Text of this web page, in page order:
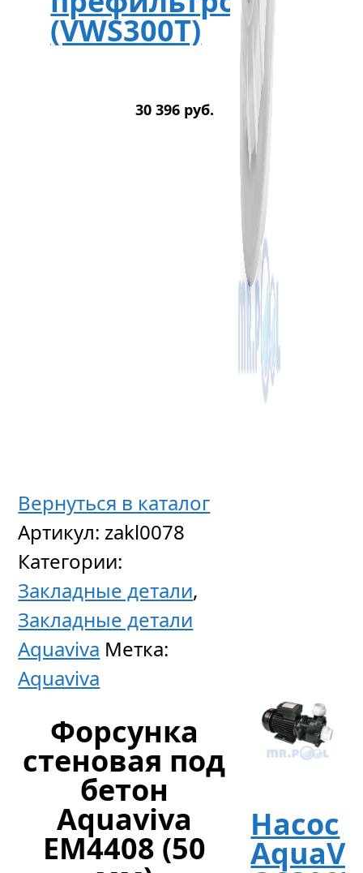
Вернуться в каталог
Артикул: zakl0078
Категории:
Закладные детали,
Закладные детали
Aquaviva Метка:
Aquaviva
Форсунка
стеновая под
бетон
Aquaviva
EM4408 (50
(VWS300T)
30 396 руб.
Насос
Насос